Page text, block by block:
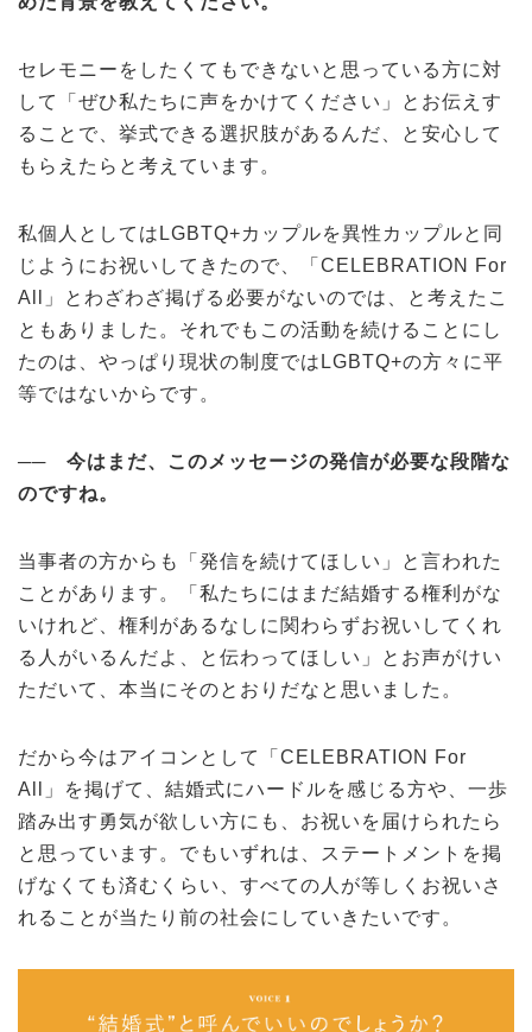
セレモニーをしたくてもできないと思っている方に対
して「ぜひ私たちに声をかけてください」とお伝えす
ることで、挙式できる選択肢があるんだ、と安心して
もらえたらと考えています。
私個人としてはLGBTQ+カップルを異性カップルと同
じようにお祝いしてきたので、「CELEBRATION For
All」とわざわざ掲げる必要がないのでは、と考えたこ
ともありました。それでもこの活動を続けることにし
たのは、やっぱり現状の制度ではLGBTQ+の方々に平
等ではないからです。
── 今はまだ、このメッセージの発信が必要な段階な
のですね。
当事者の方からも「発信を続けてほしい」と言われた
ことがあります。「私たちにはまだ結婚する権利がな
いけれど、権利があるなしに関わらずお祝いしてくれ
る人がいるんだよ、と伝わってほしい」とお声がけい
ただいて、本当にそのとおりだなと思いました。
だから今はアイコンとして「CELEBRATION For
All」を掲げて、結婚式にハードルを感じる方や、一歩
踏み出す勇気が欲しい方にも、お祝いを届けられたら
と思っています。でもいずれは、ステートメントを掲
げなくても済むくらい、すべての人が等しくお祝いさ
れることが当たり前の社会にしていきたいです。